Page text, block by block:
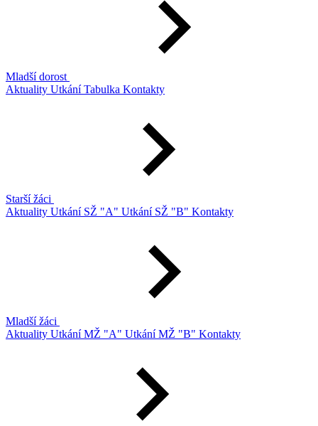
Mladší dorost
Aktuality UtkáníTabulka Kontakty
Starší žáci
Aktuality Utkání SŽ "A" Utkání SŽ "B" Kontakty
Mladší žáci
Aktuality Utkání MŽ "A" Utkání MŽ "B" Kontakty